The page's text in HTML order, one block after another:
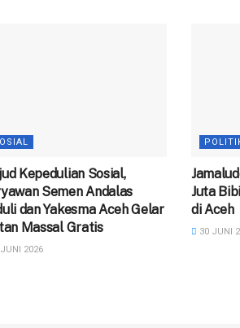
Kepedulian Sosial,
Semen Andalas
dan Yakesma Aceh Gelar
Massal Gratis
2026
Juta
di Aceh
30 JUNI